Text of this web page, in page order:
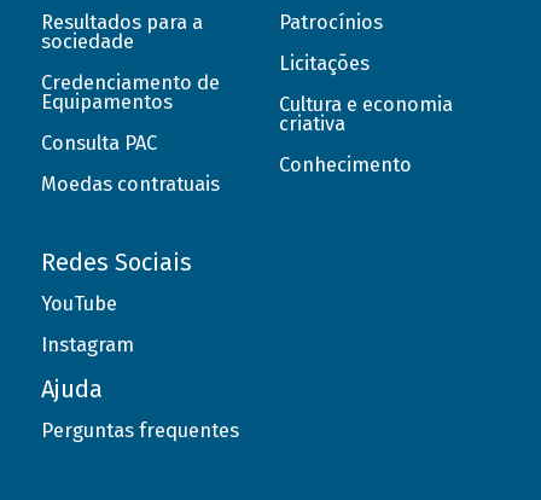
Resultados para a
sociedade
Credenciamento de
Equipamentos
Consulta PAC
Moedas contratuais
Patrocínios
Licitações
Cultura e economia
criativa
Conhecimento
Redes Sociais
YouTube
Instagram
Ajuda
Perguntas frequentes